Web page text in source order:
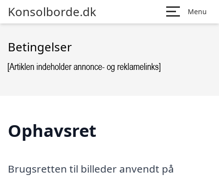
Konsolborde.dk Menu
Betingelser
Ophavsret
Brugsretten til billeder anvendt på